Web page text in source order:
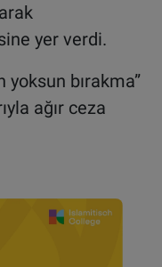
yer verdi.
yoksun bırakma”
ağır ceza